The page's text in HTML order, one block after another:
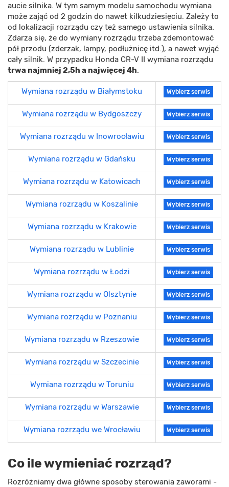
aucie silnika. W tym samym modelu samochodu wymiana
może zająć od 2 godzin do nawet kilkudziesięciu. Zależy to
od lokalizacji rozrządu czy też samego ustawienia silnika.
Zdarza się, że do wymiany rozrządu trzeba zdemontować
pół przodu (zderzak, lampy, podłużnicę itd.), a nawet wyjąć
cały silnik. W przypadku Honda CR-V II wymiana rozrządu
trwa najmniej 2,5h a najwięcej 4h.
Wymiana rozrządu w Białymstoku Wybierz serwis
Wymiana rozrządu w Bydgoszczy Wybierz serwis
Wymiana rozrządu w Inowrocławiu Wybierz serwis
Wymiana rozrządu w Gdańsku Wybierz serwis
Wymiana rozrządu w Katowicach Wybierz serwis
Wymiana rozrządu w Koszalinie Wybierz serwis
Wymiana rozrządu w Krakowie Wybierz serwis
Wymiana rozrządu w Lublinie Wybierz serwis
Wymiana rozrządu w Łodzi Wybierz serwis
Wymiana rozrządu w Olsztynie Wybierz serwis
Wymiana rozrządu w Poznaniu Wybierz serwis
Wymiana rozrządu w Rzeszowie Wybierz serwis
Wymiana rozrządu w Szczecinie Wybierz serwis
Wymiana rozrządu w Toruniu Wybierz serwis
Wymiana rozrządu w Warszawie Wybierz serwis
Wymiana rozrządu we Wrocławiu Wybierz serwis
Co ile wymieniać rozrząd?
Rozróżniamy dwa główne sposoby sterowania zaworami -